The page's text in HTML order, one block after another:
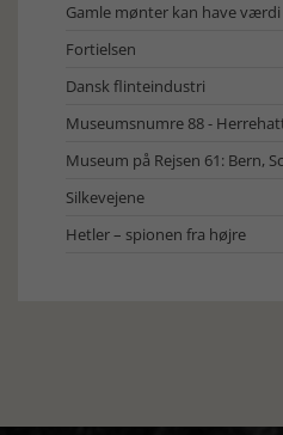
Gamle mønter kan have værdi
Fortielsen
Dansk flinteindustri
Museumsnumre 88 -
Museum på Rejsen 61: Bern,
Silkevejene
Hetler – spionen fra højre